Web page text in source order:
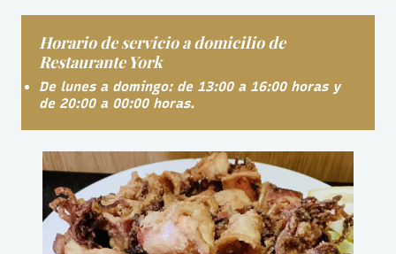
Horario de servicio a domicilio de
Restaurante York
De lunes a domingo: de 13:00 a 16:00 horas y
de 20:00 a 00:00 horas.